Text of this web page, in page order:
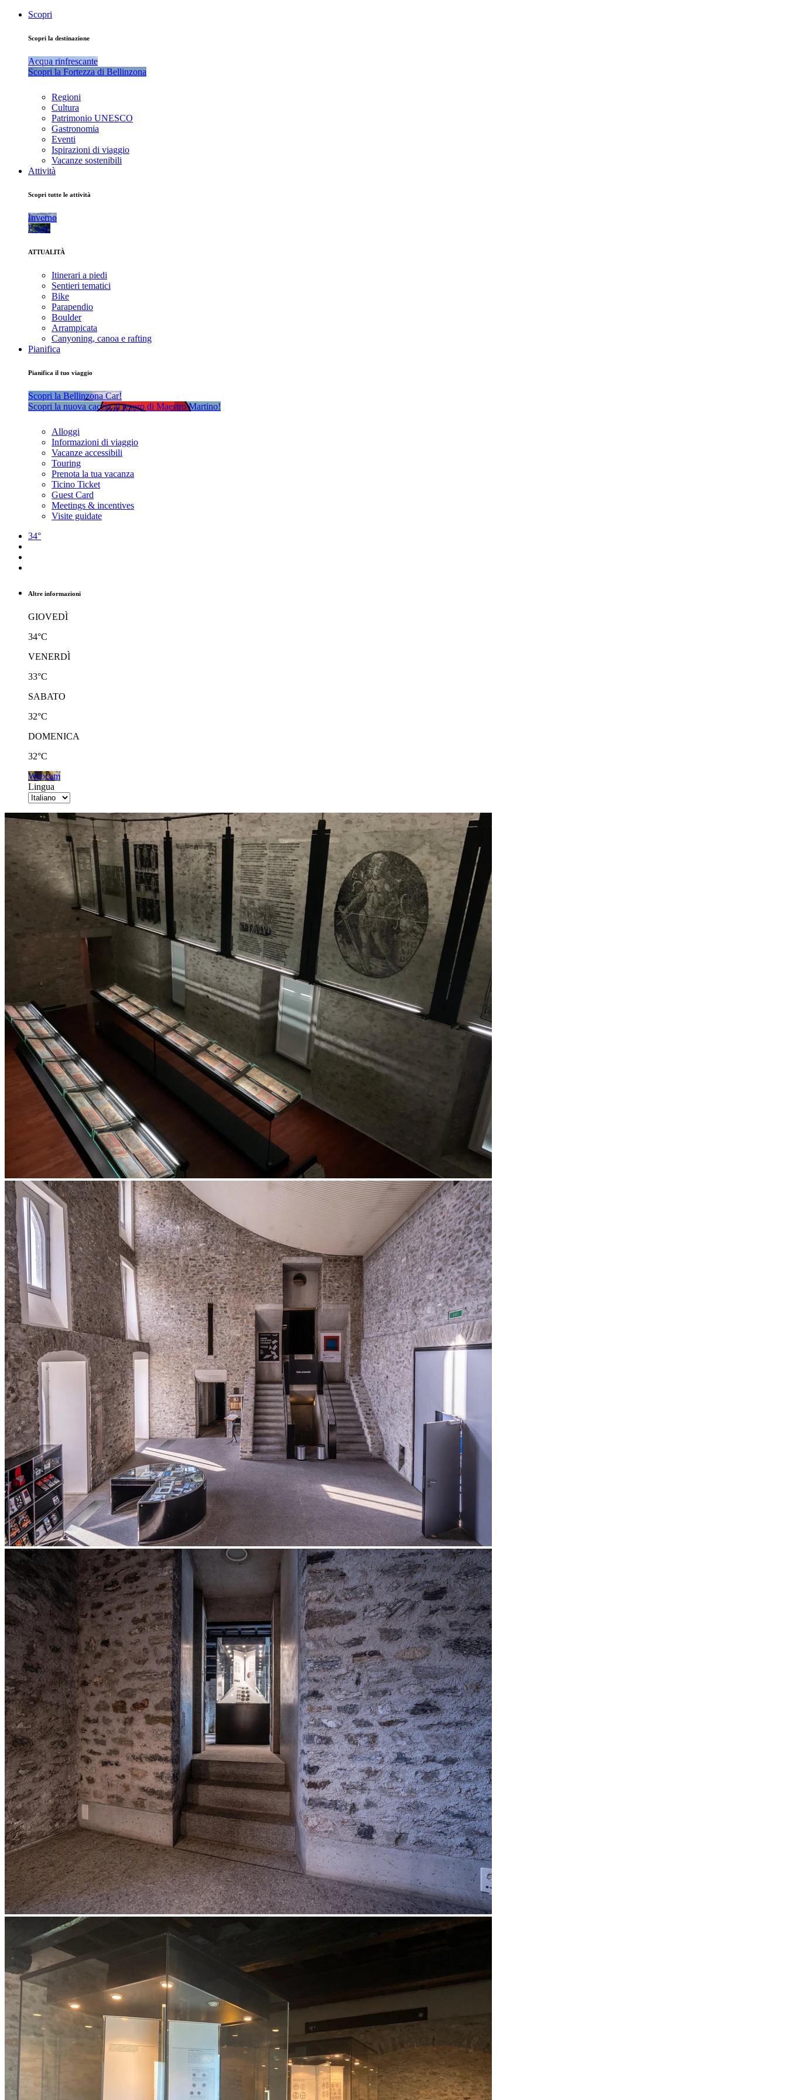
Scopri
Scopri la destinazione
Acqua rinfrescante
Scopri la Fortezza di Bellinzona
Regioni
Cultura
Patrimonio UNESCO
Gastronomia
Eventi
Ispirazioni di viaggio
Vacanze sostenibili
Attività
Scopri tutte le attività
Inverno
Estate
ATTUALITÀ
Itinerari a piedi
Sentieri tematici
Bike
Parapendio
Boulder
Arrampicata
Canyoning, canoa e rafting
Pianifica
Pianifica il tuo viaggio
Scopri la Bellinzona Car!
Scopri la nuova caccia al tesoro di Maestro Martino!
Alloggi
Informazioni di viaggio
Vacanze accessibili
Touring
Prenota la tua vacanza
Ticino Ticket
Guest Card
Meetings & incentives
Visite guidate
34°
Altre informazioni
GIOVEDÌ
34°C
VENERDÌ
33°C
SABATO
32°C
DOMENICA
32°C
Webcam
Lingua